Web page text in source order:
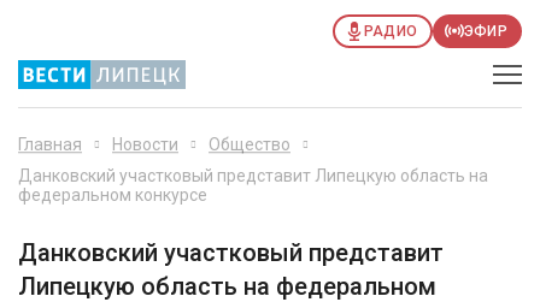
РАДИО ЭФИР
Главная Новости
Общество
Данковский участковый представит Липецкую область на
федеральном конкурсе
Данковский участковый представит
Липецкую область на федеральном